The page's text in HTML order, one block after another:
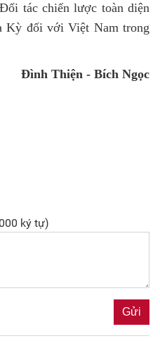
tác chiến lược toàn diện
Kỳ đốivới Việt Namtrong
Đình Thiện - Bích Ngọc
ký tự)